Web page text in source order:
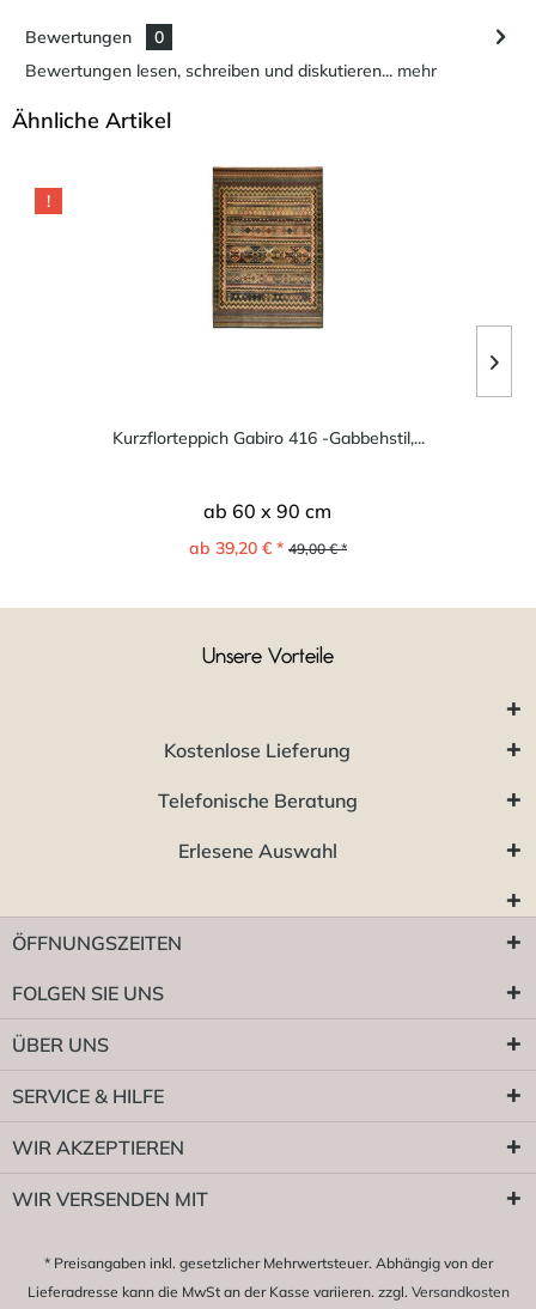
Bewertungen
0
Bewertungen lesen, schreiben und diskutieren... mehr
Ähnliche Artikel
!
Kurzflorteppich Gabiro 416 -Gabbehstil,...
ab 60 x 90 cm
ab 39,20 € * 49,00 € *
Unsere Vorteile
Kostenlose Lieferung
Telefonische Beratung
Erlesene Auswahl
ÖFFNUNGSZEITEN
FOLGEN SIE UNS
ÜBER UNS
SERVICE & HILFE
WIR AKZEPTIEREN
WIR VERSENDEN MIT
* Preisangaben inkl. gesetzlicher Mehrwertsteuer. Abhängig von der
Lieferadresse kann die MwSt an der Kasse variieren. zzgl. Versandkosten